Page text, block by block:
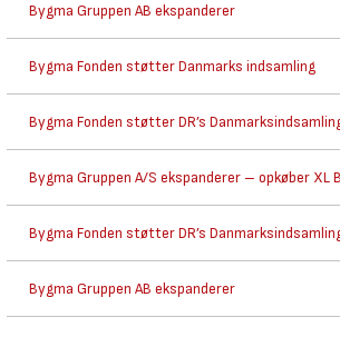
Bygma Gruppen AB ekspanderer
Bygma Fonden støtter Danmarks indsamling
Bygma Fonden støtter DR’s
Bygma Gruppen A/S ekspanderer – opkøber XL
Bygma Fonden støtter DR’s
Bygma Gruppen AB ekspanderer